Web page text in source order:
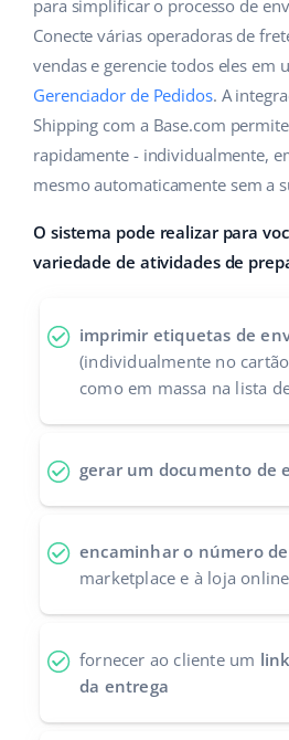
Gestão de Envios
Automação do fluxo de trabalho
Base Connect
IA para ecommerce
Base Analytics
Casa e jardim
Produtos infantis
Eletrônicos
Peças automotivas
Saúde e beleza
Ajuda
Academy
Blog
Auditoria de contas
Calculadora de benefícios
Colaboração e parcerias
english (US)
english (GB)
english (IN)
deutsch
Ελληνικά
español (AR)
español (MX)
Français
Italiano
português (BR)
中文
para simplificar o processo de
Conecte várias operadoras de
vendas e gerencie todos eles em
Gerenciador de Pedidos. A
Shipping com a Base.com
rapidamente - individualmente,
mesmo automaticamente sem a
O sistema pode realizar para
variedade de atividades de
imprimir etiquetas de
(individualmente no
como em massa na lista
gerar um documento de
encaminhar o número
marketplace e à loja online
fornecer ao cliente um
da entrega